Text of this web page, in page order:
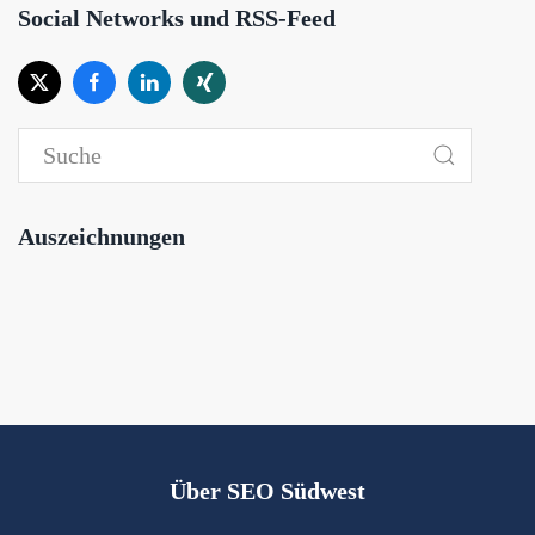
Social Networks und RSS-Feed
Auszeichnungen
Über SEO Südwest